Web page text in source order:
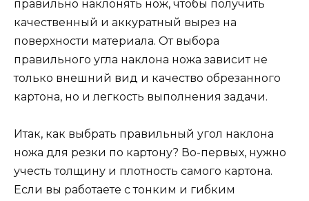
правильно наклонять нож, чтобы получить
качественный и аккуратный вырез на
поверхности материала. От выбора
правильного угла наклона ножа зависит не
только внешний вид и качество обрезанного
картона, но и легкость выполнения задачи.
Итак, как выбрать правильный угол наклона
ножа для резки по картону? Во-первых, нужно
учесть толщину и плотность самого картона.
Если вы работаете с тонким и гибким